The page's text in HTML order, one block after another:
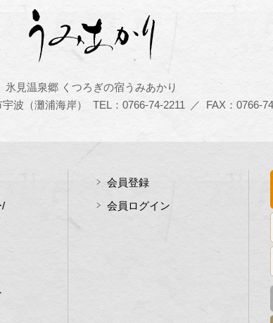
氷見温泉郷 くつろぎの宿うみあかり
波（灘浦海岸）
TEL：0766-74-2211 ／ FAX：0766-
/
会員登録
会員ログイン